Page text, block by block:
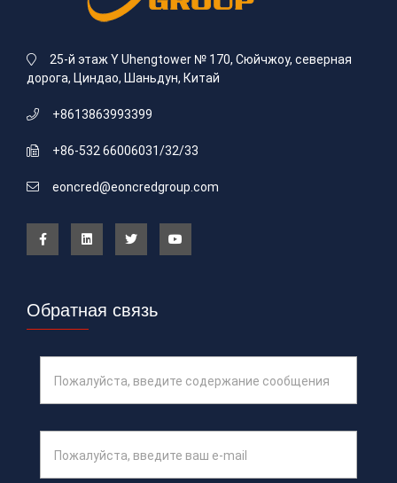
25-й этаж Y Uhengtower № 170, Сюйчжоу, северная
дорога, Циндао, Шаньдун, Китай
+8613863993399
+86-532 66006031/32/33
eoncred@eoncredgroup.com
Обратная связь